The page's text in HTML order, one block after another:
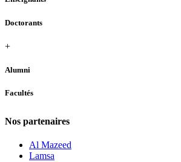
Doctorants
+
Alumni
Facultés
Nos partenaires
Al Mazeed
Lamsa